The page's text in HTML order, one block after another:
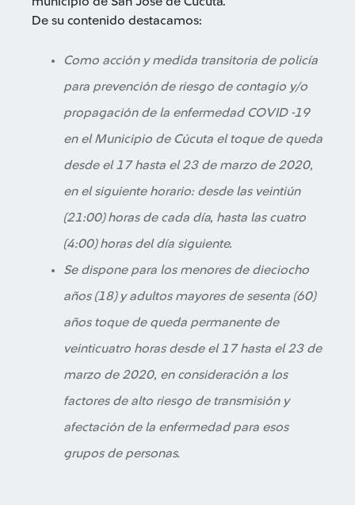
De su contenido destacamos:
Como acción y medida transitoria de policía
para prevención de riesgo de contagio y/o
propagación de la enfermedad COVID -19
en el Municipio de Cúcuta el toque de queda
desde el 17 hasta el 23 de marzo de 2020,
en el siguiente horario: desde las veintiún
(21:00) horas de cada día, hasta las cuatro
(4:00) horas del día siguiente.
Se dispone para los menores de dieciocho
años (18) y adultos mayores de sesenta (60)
años toque de queda permanente de
veinticuatro horas desde el 17 hasta el 23 de
marzo de 2020, en consideración a los
factores de alto riesgo de transmisión y
afectación de la enfermedad para esos
grupos de personas.